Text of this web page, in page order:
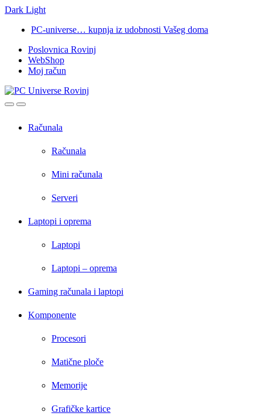
Dark Light
navigation
content
PC-universe… kupnja iz udobnosti Vašeg doma
Poslovnica Rovinj
WebShop
Moj račun
OpenClose
Računala
Računala
Mini računala
Serveri
Laptopi i oprema
Laptopi
Laptopi – oprema
Gaming računala i laptopi
Komponente
Procesori
Matične ploče
Memorije
Grafičke kartice